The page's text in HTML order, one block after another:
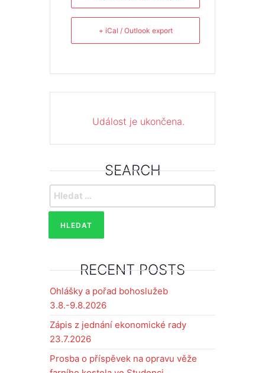
+ iCal / Outlook export
Událost je ukončena.
SEARCH
Vyhledávání
RECENT POSTS
Ohlášky a pořad bohoslužeb
3.8.-9.8.2026
Zápis z jednání ekonomické rady
23.7.2026
Prosba o příspěvek na opravu věže